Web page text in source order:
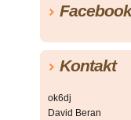
Facebook
Kontakt
ok6dj
David Beran